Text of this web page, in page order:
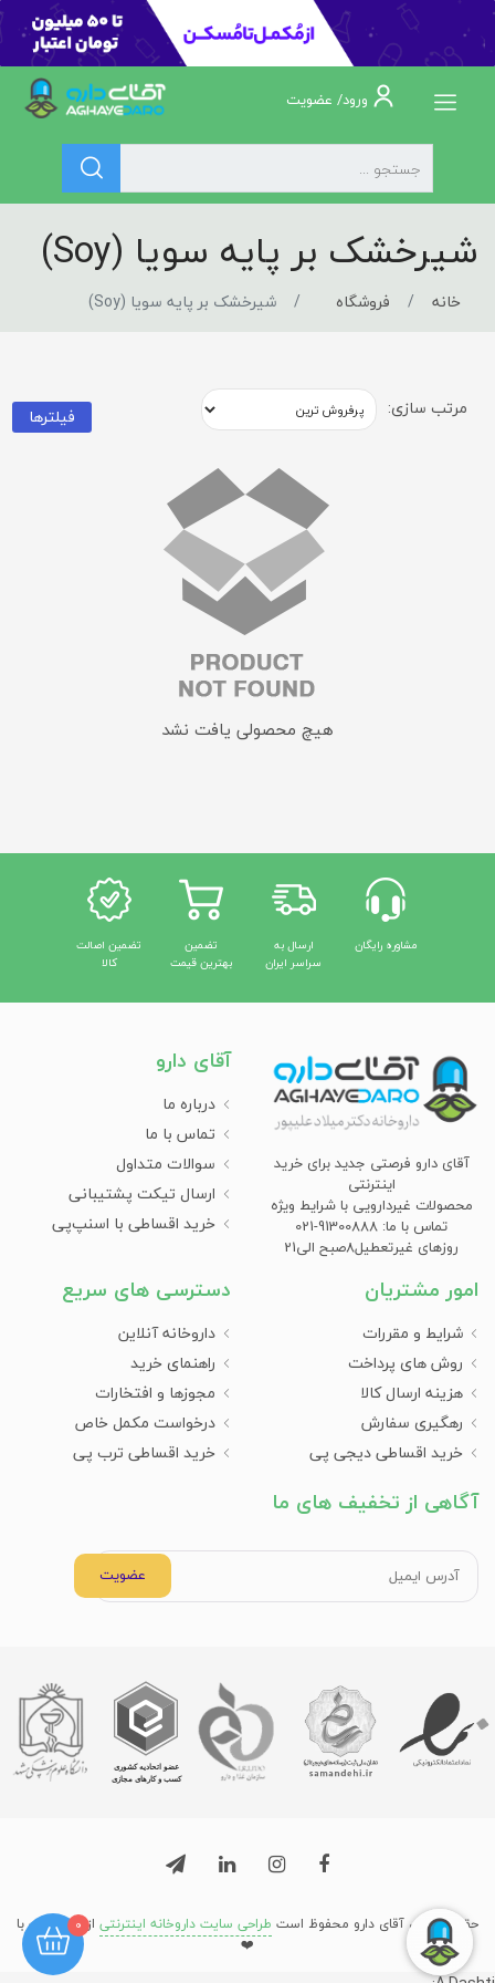
ورود/ عضویت
0
شیرخشک بر پایه سویا (Soy)
خانه فروشگاه شیرخشک بر پایه سویا (Soy)
مرتب سازی: فیلترها
هیچ محصولی یافت نشد
مشاوره رایگان
ارسال به
سراسر ایران
تضمین
بهترین قیمت
تضمین اصالت
کالا
آقای دارو فرصتی جدید برای خرید
اینترنتی
محصولات غیردارویی با شرایط ویژه
تماس با ما: 91300888-021
روزهای غیرتعطیل8صبح الی21
آقای دارو
درباره ما
تماس با ما
سوالات متداول
ارسال تیکت پشتیبانی
خرید اقساطی با اسنپ‌پی
امور مشتریان
شرایط و مقررات
روش های پرداخت
هزینه ارسال کالا
رهگیری سفارش
خرید اقساطی دیجی پی
دسترسی های سریع
داروخانه آنلاین
راهنمای خرید
مجوزها و افتخارات
درخواست مکمل خاص
خرید اقساطی ترب پی
آگاهی از تخفیف های ما
عضویت
حق نشر برای آقای دارو محفوظ است طراحی سایت داروخانه اینترنتی از میرسافت با
❤️